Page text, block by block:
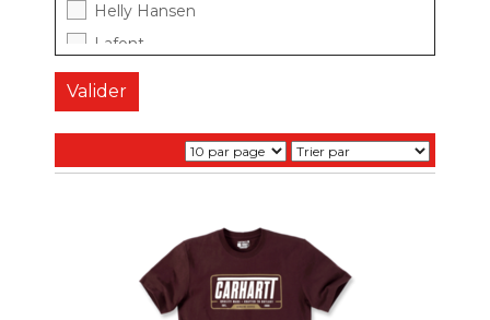
Helly Hansen
Lafont
MASCOT
Reebok
SYNQ Workwear